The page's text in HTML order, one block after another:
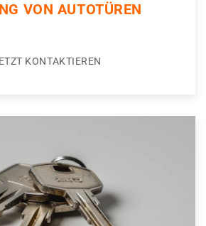
VON AUTOTÜREN
KONTAKTIEREN